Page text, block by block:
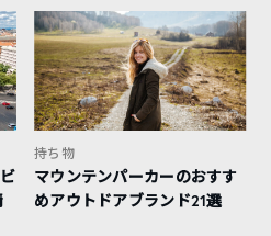
持ち物
マウンテンパーカーのおすす
めアウトドアブランド21選